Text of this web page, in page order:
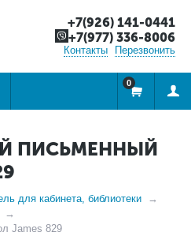
+7(926) 141-0441
+7(977) 336-8006
Контакты Перезвонить
0
ПИСЬМЕННЫЙ
для кабинета, библиотеки
James 829